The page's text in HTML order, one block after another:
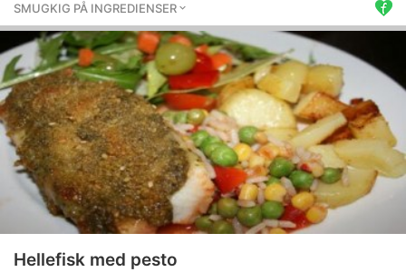
SMUGKIG PÅ INGREDIENSER
Hellefisk med pesto